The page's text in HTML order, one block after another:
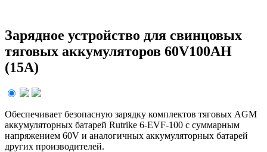
Зарядное устройство для свинцовых
тяговых аккумуляторов 60V100AН
(15A)
Обеспечивает безопасную зарядку комплектов тяговых AGM
аккумуляторных батарей Rutrike 6-EVF-100 с суммарным
напряжением 60V и аналогичных аккумуляторных батарей
других производителей.